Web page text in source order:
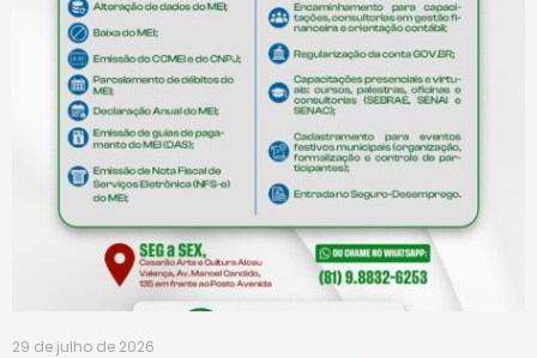
29 de julho de 2026